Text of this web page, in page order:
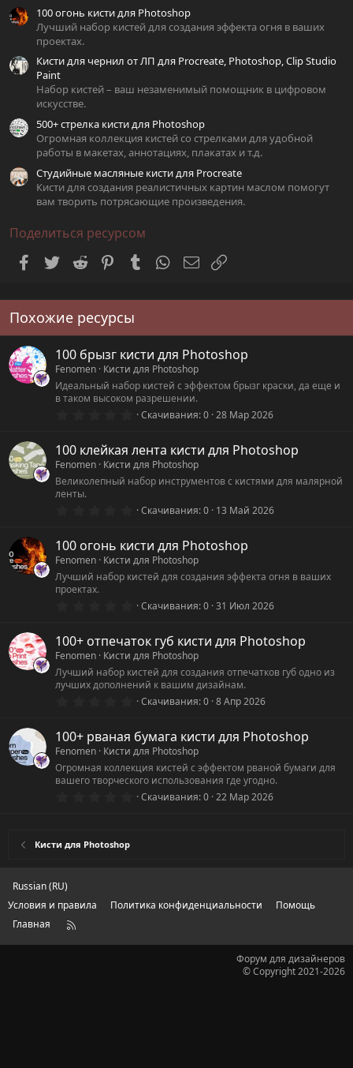
100 огонь кисти для Photoshop
Лучший набор кистей для создания эффекта огня в ваших
проектах.
Кисти для чернил от ЛП для Procreate, Photoshop, Clip Studio
Paint
Набор кистей – ваш незаменимый помощник в цифровом
искусстве.
500+ стрелка кисти для Photoshop
Огромная коллекция кистей со стрелками для удобной
работы в макетах, аннотациях, плакатах и т.д.
Студийные масляные кисти для Procreate
Кисти для создания реалистичных картин маслом помогут
вам творить потрясающие произведения.
Поделиться ресурсом
Facebook
Twitter Reddit PinterestTumblrWhatsAppЭлектронная почта
Похожие ресурсы
100 брызг кисти для Photoshop
Fenomen Кисти для Photoshop
Идеальный набор кистей с эффектом брызг краски, да еще и
в таком высоком разрешении.
0
0
з
в
ё
Скачивания 0 28 Мар 2026
100 клейкая лента кисти для Photoshop
Fenomen Кисти для Photoshop
Великолепный набор инструментов с кистями для малярной
ленты.
0
0
з
в
ё
Скачивания 0 13 Май 2026
100 огонь кисти для Photoshop
Fenomen Кисти для Photoshop
Лучший набор кистей для создания эффекта огня в ваших
проектах.
0
0
з
в
ё
з
Скачивания 0 31 Июл 2026
100+ отпечаток губ кисти для Photoshop
Fenomen Кисти для Photoshop
Лучший набор кистей для создания отпечатков губ одно из
лучших дополнений к вашим дизайнам.
0
0
з
в
ё
з
Скачивания 0 8 Апр 2026
100+ рваная бумага кисти для Photoshop
Fenomen Кисти для Photoshop
Огромная коллекция кистей с эффектом рваной бумаги для
вашего творческого использования где угодно.
0Скачивания 0 22 Мар 2026
Кисти для Photoshop
Russian (RU)
Условия и правила
Политика конфиденциальности
Помощь
Главная
R
Форум для дизайнеров
© Copyright 2021-2026